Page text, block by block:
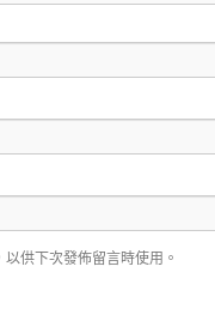
供下次發佈留言時使用。